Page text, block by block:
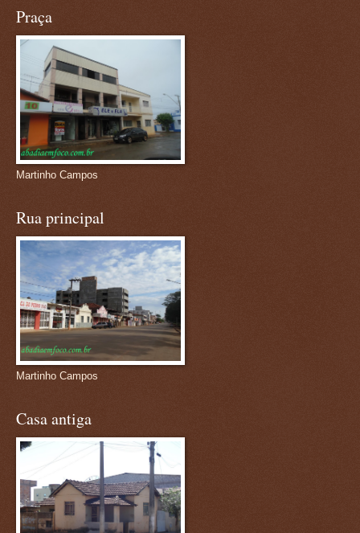
Praça
Martinho Campos
Rua principal
Martinho Campos
Casa antiga